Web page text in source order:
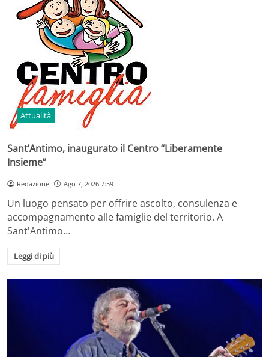
Attualità
Sant’Antimo, inaugurato il Centro “Liberamente
Insieme”
Redazione Ago 7, 2026 7:59
Un luogo pensato per offrire ascolto, consulenza e
accompagnamento alle famiglie del territorio. A
Sant'Antimo…
Leggi di più